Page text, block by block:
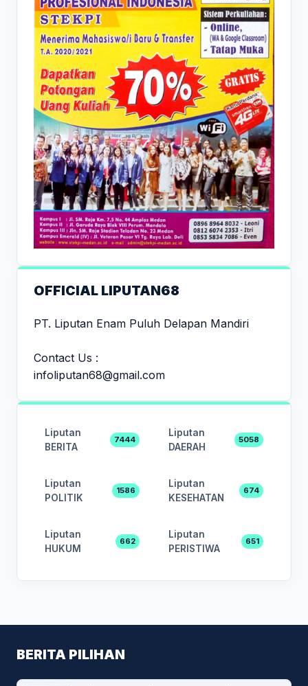
OFFICIAL LIPUTAN68
PT. Liputan Enam Puluh Delapan Mandiri
Contact Us :
infoliputan68@gmail.com
Liputan
BERITA
7444
Liputan
DAERAH
5058
Liputan
POLITIK
1586
Liputan
KESEHATAN
674
Liputan
HUKUM
662
Liputan
PERISTIWA
651
BERITA PILIHAN